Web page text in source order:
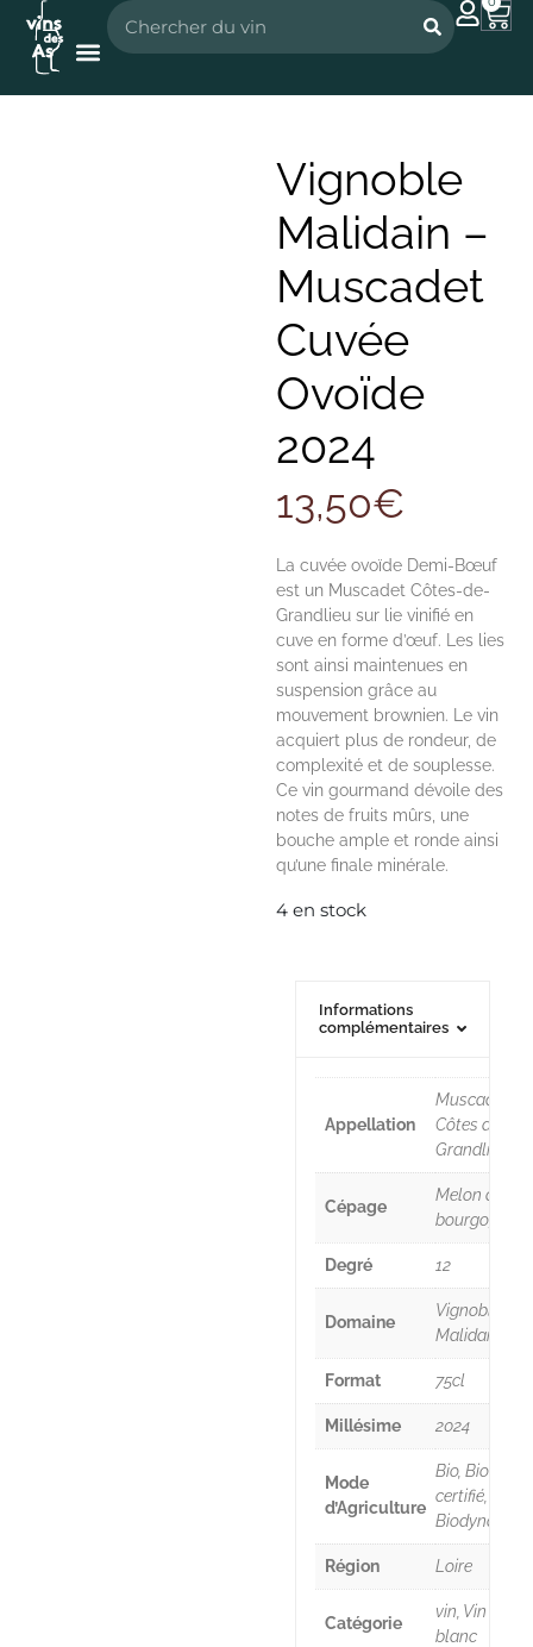
Vignoble
Malidain –
Muscadet
Cuvée
Ovoïde
2024
13,50€
La cuvée ovoïde Demi-Bœuf
est un Muscadet Côtes-de-
Grandlieu sur lie vinifié en
cuve en forme d’œuf. Les lies
sont ainsi maintenues en
suspension grâce au
mouvement brownien. Le vin
acquiert plus de rondeur, de
complexité et de souplesse.
Ce vin gourmand dévoile des
notes de fruits mûrs, une
bouche ample et ronde ainsi
qu’une finale minérale.
4 en stock
Informations
complémentaires
Appellation
Muscadet
Côtes de
Grandlieu
Cépage
Melon de
bourgogne
Degré 12
Domaine
Vignoble
Malidain
Format 75cl
Millésime 2024
Mode
d’Agriculture
Bio, Bio
certifié,
Biodynamie
Région Loire
Catégorie
vin, Vin
blanc